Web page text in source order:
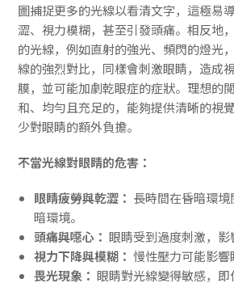
圖捕捉更多的光線以看清文字，這極易
澀、視力模糊，甚至引發頭痛。相反地
的光線，例如直射的強光、頻閃的燈光
線的強烈對比，同樣會刺激眼睛，造成
膜，並可能加劇乾眼症的症狀。理想的
和、均勻且充足的，能夠提供清晰的視
少對眼睛的額外負擔。
不當光線對眼睛的危害：
眼睛疲勞與乾澀： 長時間在昏暗環
暗環境。
頭痛與噁心： 眼睛受到過度刺激，影
視力下降與模糊： 慢性壓力可能影響
畏光現象： 眼睛對光線變得敏感，